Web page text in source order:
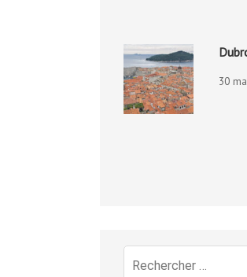
30
Recherche